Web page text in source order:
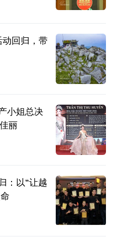
回归，带
小姐总决
丽
：以“让越